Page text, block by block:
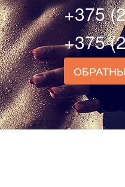
+375
+375